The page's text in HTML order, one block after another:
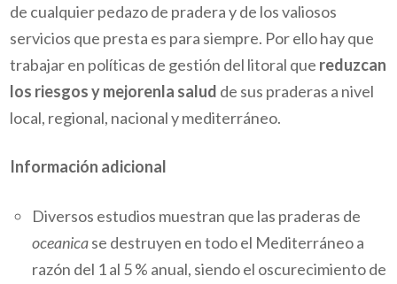
de cualquier pedazo de pradera y de los valiosos
servicios que presta es para siempre. Por ello hay que
trabajar en políticas de gestión del litoral que reduzcan
los riesgos y mejorenla salud de sus praderas a nivel
local, regional, nacional y mediterráneo.
Información adicional
Diversos estudios muestran que las praderas de
oceanicase destruyen en todo el Mediterráneo a
razón del 1 al 5 % anual, siendo el oscurecimiento de